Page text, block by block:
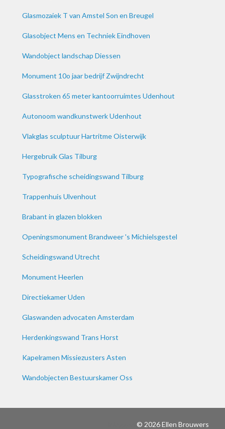
Glasmozaiek T van Amstel Son en Breugel
Glasobject Mens en Techniek Eindhoven
Wandobject landschap Diessen
Monument 10o jaar bedrijf Zwijndrecht
Glasstroken 65 meter kantoorruimtes Udenhout
Autonoom wandkunstwerk Udenhout
Vlakglas sculptuur Hartritme Oisterwijk
Hergebruik Glas Tilburg
Typografische scheidingswand Tilburg
Trappenhuis Ulvenhout
Brabant in glazen blokken
Openingsmonument Brandweer 's Michielsgestel
Scheidingswand Utrecht
Monument Heerlen
Directiekamer Uden
Glaswanden advocaten Amsterdam
Herdenkingswand Trans Horst
Kapelramen Missiezusters Asten
Wandobjecten Bestuurskamer Oss
© 2026 Ellen Brouwers